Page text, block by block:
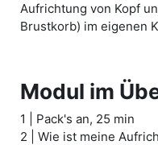
Aufrichtung von Kopf
Brustkorb) im eigenen
Modul im
1 | Pack's an, 25 min
2 | Wie ist meine